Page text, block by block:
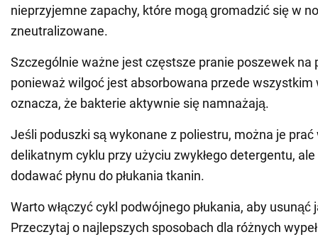
nieprzyjemne zapachy, które mogą gromadzić się w
zneutralizowane.
Szczególnie ważne jest częstsze pranie poszewek na
ponieważ wilgoć jest absorbowana przede wszystkim
oznacza, że bakterie aktywnie się namnażają.
Jeśli poduszki są wykonane z poliestru, można je prać
delikatnym cyklu przy użyciu zwykłego detergentu,
dodawać płynu do płukania tkanin.
Warto włączyć cykl podwójnego płukania, aby usunąć
Przeczytaj o najlepszych sposobach dla różnych